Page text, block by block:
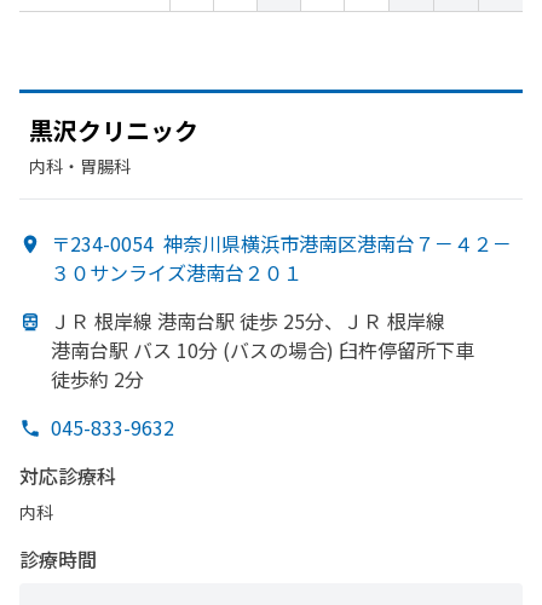
黒沢クリニック
内科・​胃腸科
〒234-0054 神奈川県横浜市港南区港南台７－４２－
３０サンライズ港南台２０１
ＪＲ 根岸線 港南台駅 徒歩 25分、 ＪＲ 根岸線
港南台駅 バス 10分 (バスの場合) 臼杵停留所下車
徒歩約 2分
045-833-9632
対応診療科
内科
診療時間